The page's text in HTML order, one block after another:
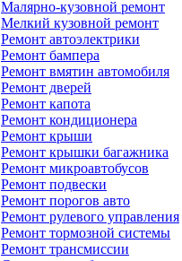
Малярно-кузовной ремонт
Мелкий кузовной ремонт
Ремонт автоэлектрики
Ремонт бампера
Ремонт вмятин автомобиля
Ремонт дверей
Ремонт капота
Ремонт кондиционера
Ремонт крыши
Ремонт крышки багажника
Ремонт микроавтобусов
Ремонт подвески
Ремонт порогов авто
Ремонт рулевого управления
Ремонт тормозной системы
Ремонт трансмиссии